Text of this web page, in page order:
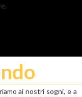
ai nostri sogni, e a